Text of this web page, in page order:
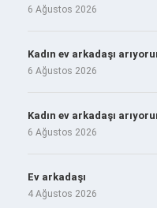
6 Ağustos 2026
Kadın ev arkadaşı
6 Ağustos 2026
Kadın ev arkadaşı
6 Ağustos 2026
Ev arkadaşı
4 Ağustos 2026